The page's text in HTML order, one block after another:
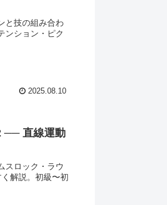
と技の組み合わ
ンション・ピク
2025.08.10
── 直線運動
スロック・ラウ
解説。初級〜初